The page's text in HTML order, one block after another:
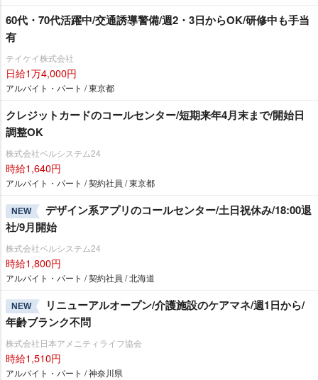
60代・70代活躍中/交通誘導警備/週2・3日からOK/研修中も手当
有
テイケイ株式会社
日給1万4,000円
アルバイト・パート / 東京都
クレジットカードのコールセンター/短期来年4月末まで/開始日
調整OK
株式会社ベルシステム24
時給1,640円
アルバイト・パート / 契約社員 / 東京都
NEW
デザイン系アプリのコールセンター/土日祝休み/18:00退
社/9月開始
株式会社ベルシステム24
時給1,800円
アルバイト・パート / 契約社員 / 北海道
NEW
リニューアルオープン/介護施設のケアマネ/週1日から/
年齢ブランク不問
株式会社日本アメニティライフ協会
時給1,510円
アルバイト・パート / 神奈川県